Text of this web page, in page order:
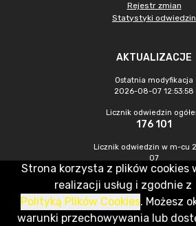
Rejestr zmian
Statystyki odwiedzin
AKTUALIZACJE
Ostatnia modyfikacja
2026-08-07 12:53:58
Licznik odwiedzin
176 101
Licznik odwiedzin w m-cu
07
486
CMS & Hosting: Nefeni Sp. z o.o.
Strona korzysta z plików cookies
realizacji usług i zgodnie z
Polityką Plików Cookies. Możesz
warunki przechowywania lub